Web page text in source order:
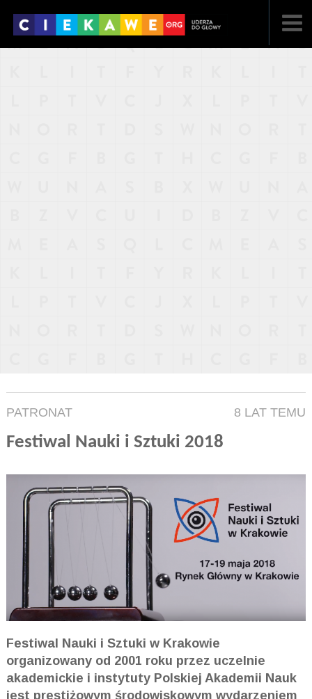
PATRONAT 8 LAT TEMU
Festiwal Nauki i Sztuki 2018
Festiwal Nauki i Sztuki w Krakowie
organizowany od 2001 roku przez uczelnie
akademickie i instytuty Polskiej Akademii Nauk
jest prestiżowym środowiskowym wydarzeniem